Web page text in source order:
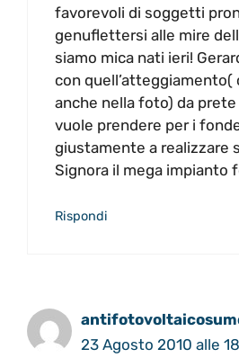
favorevoli di soggetti
genuflettersi alle mire
siamo mica nati ieri!
con quell’atteggiamento(
anche nella foto) da
vuole prendere per i
giustamente a realizzare
Signora il mega impianto
Rispondi
23 Agosto 2010 alle